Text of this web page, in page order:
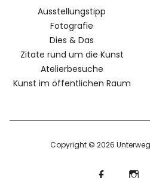
Ausstellungstipp
Fotografie
Dies & Das
Zitate rund um die Kunst
Atelierbesuche
Kunst im öffentlichen Raum
Copyright © 2026